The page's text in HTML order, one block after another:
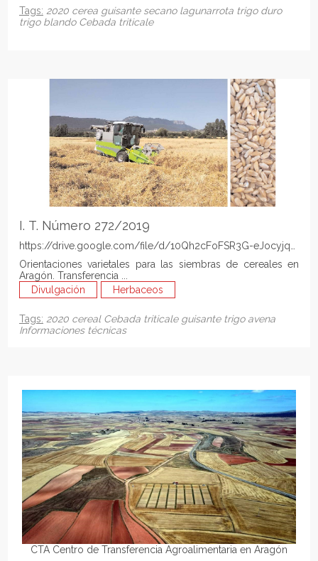
Tags: 2020 cerea guisante secano lagunarrota trigo duro
trigo blando Cebada triticale
I. T. Número 272/2019
https://drive.google.com/file/d/10Qh2cFoFSR3G-
Orientaciones varietales para las siembras de cereales en
Divulgación
Herbaceos
Tags: 2020 cereal Cebada triticale guisante trigo avena
Informaciones técnicas
CTA Centro de Transferencia Agroalimentaria en Aragón